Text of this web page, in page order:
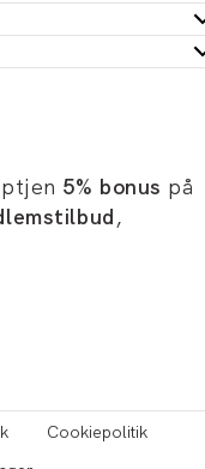
5% bonus på
,
Cookiepolitik